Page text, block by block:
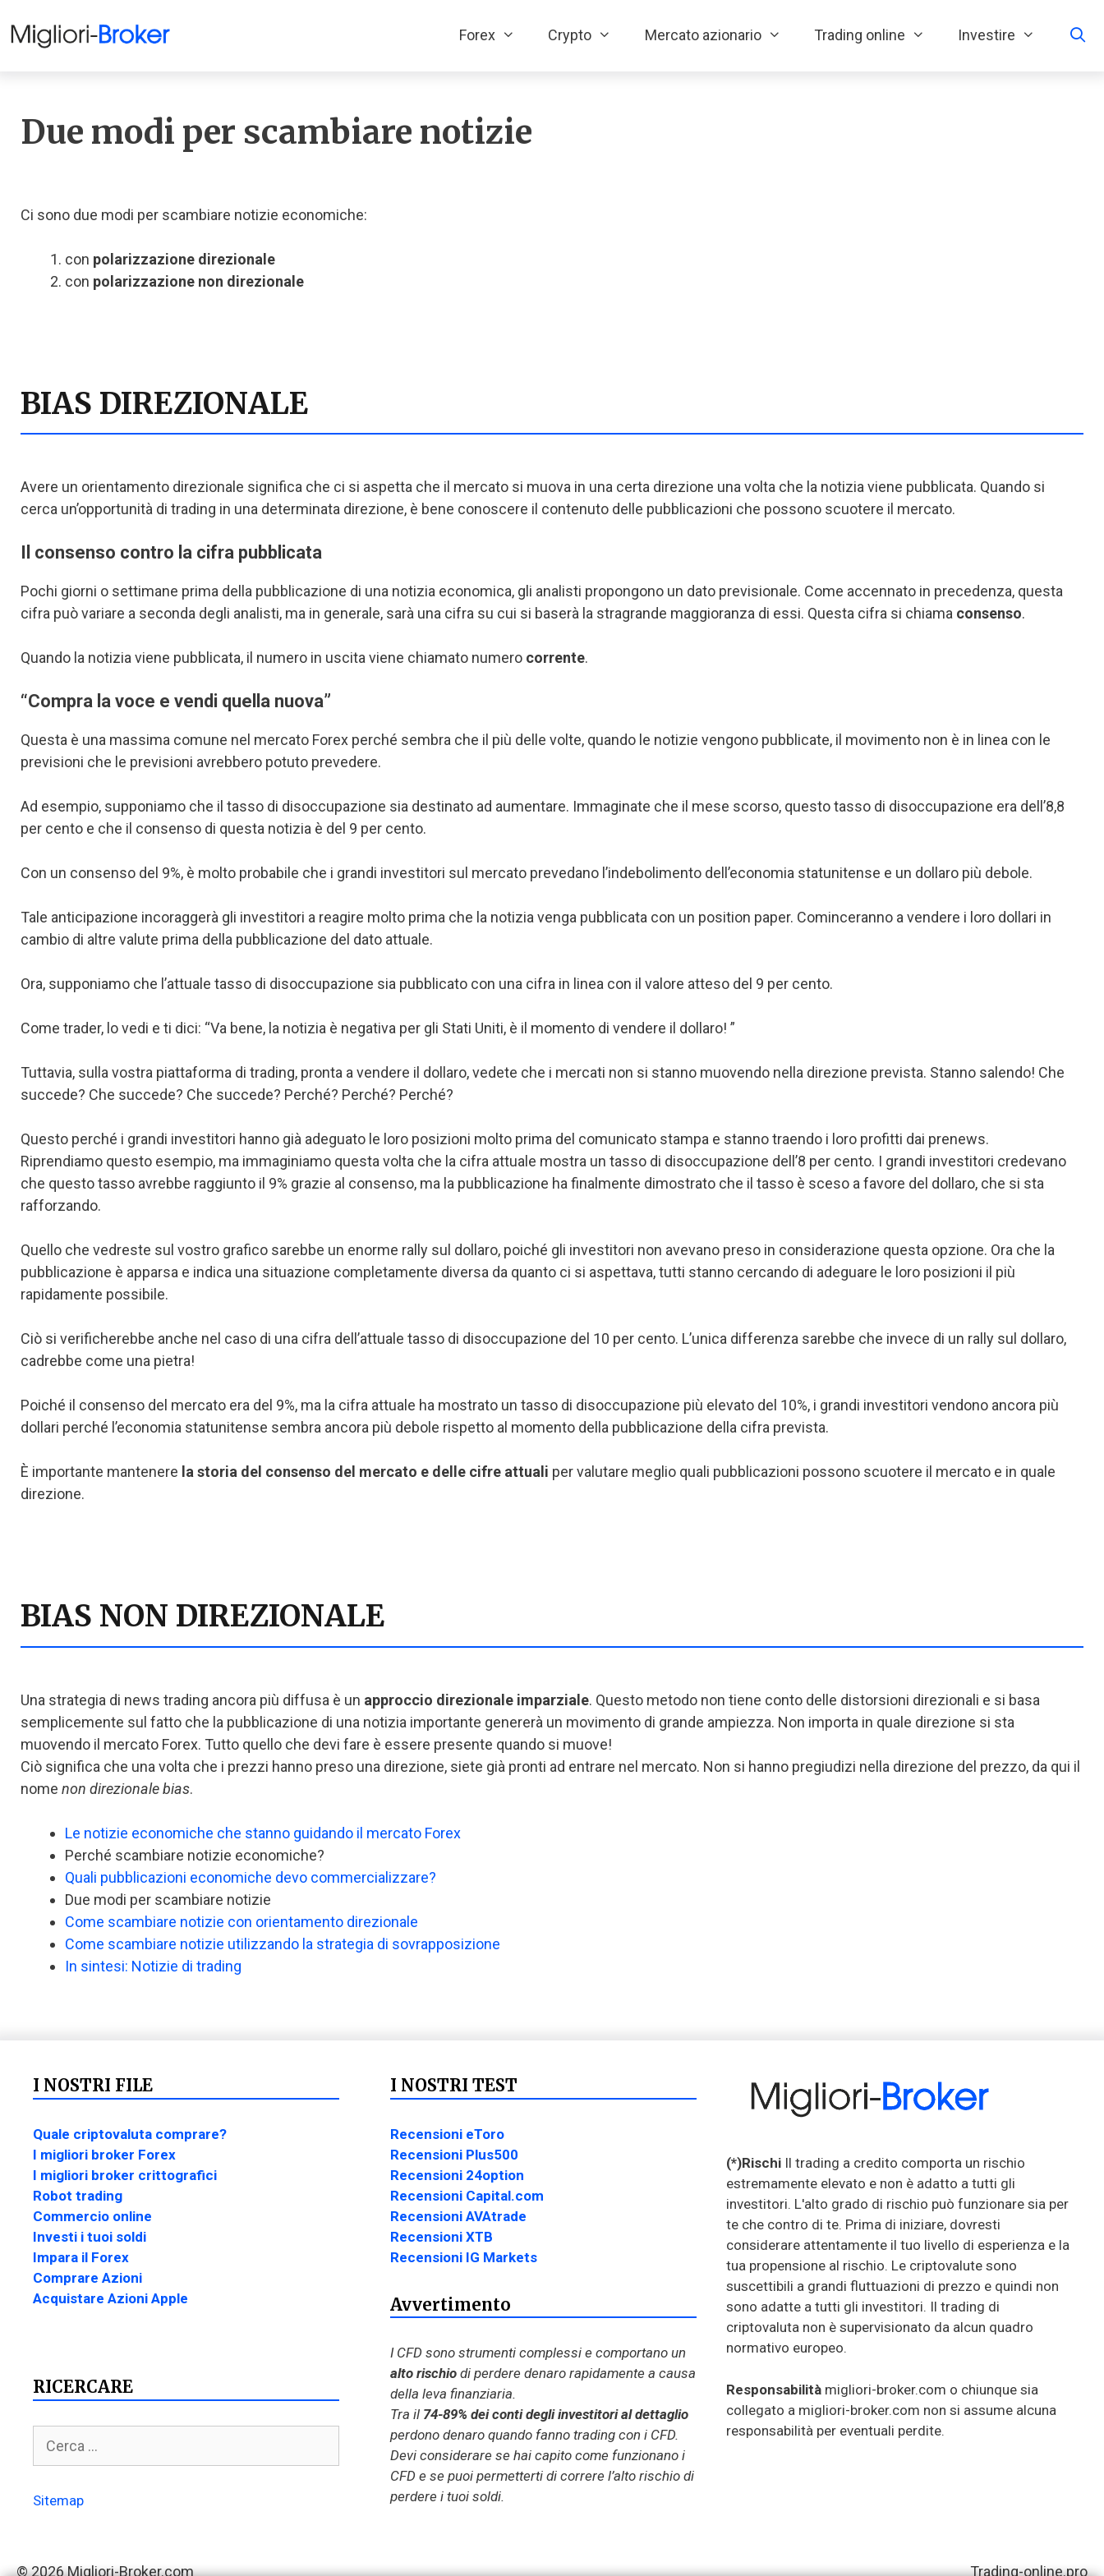
Forex Crypto Mercato azionario Trading online Investire
Due modi per scambiare notizie
Ci sono due modi per scambiare notizie economiche:
con polarizzazione direzionale
con polarizzazione non direzionale
BIAS DIREZIONALE
Avere un orientamento direzionale significa che ci si aspetta che il mercato si muova in una certa direzione una volta che la notizia viene pubblicata. Quando si
cerca un’opportunità di trading in una determinata direzione, è bene conoscere il contenuto delle pubblicazioni che possono scuotere il mercato.
Il consenso contro la cifra pubblicata
Pochi giorni o settimane prima della pubblicazione di una notizia economica, gli analisti propongono un dato previsionale. Come accennato in precedenza, questa
cifra può variare a seconda degli analisti, ma in generale, sarà una cifra su cui si baserà la stragrande maggioranza di essi. Questa cifra si chiama consenso.
Quando la notizia viene pubblicata, il numero in uscita viene chiamato numero corrente.
“Compra la voce e vendi quella nuova”
Questa è una massima comune nel mercato Forex perché sembra che il più delle volte, quando le notizie vengono pubblicate, il movimento non è in linea con le
previsioni che le previsioni avrebbero potuto prevedere.
Ad esempio, supponiamo che il tasso di disoccupazione sia destinato ad aumentare. Immaginate che il mese scorso, questo tasso di disoccupazione era dell’8,8
per cento e che il consenso di questa notizia è del 9 per cento.
Con un consenso del 9%, è molto probabile che i grandi investitori sul mercato prevedano l’indebolimento dell’economia statunitense e un dollaro più debole.
Tale anticipazione incoraggerà gli investitori a reagire molto prima che la notizia venga pubblicata con un position paper. Cominceranno a vendere i loro dollari in
cambio di altre valute prima della pubblicazione del dato attuale.
Ora, supponiamo che l’attuale tasso di disoccupazione sia pubblicato con una cifra in linea con il valore atteso del 9 per cento.
Come trader, lo vedi e ti dici: “Va bene, la notizia è negativa per gli Stati Uniti, è il momento di vendere il dollaro! ”
Tuttavia, sulla vostra piattaforma di trading, pronta a vendere il dollaro, vedete che i mercati non si stanno muovendo nella direzione prevista. Stanno salendo! Che
succede? Che succede? Che succede? Perché? Perché? Perché?
Questo perché i grandi investitori hanno già adeguato le loro posizioni molto prima del comunicato stampa e stanno traendo i loro profitti dai prenews.
Riprendiamo questo esempio, ma immaginiamo questa volta che la cifra attuale mostra un tasso di disoccupazione dell’8 per cento. I grandi investitori credevano
che questo tasso avrebbe raggiunto il 9% grazie al consenso, ma la pubblicazione ha finalmente dimostrato che il tasso è sceso a favore del dollaro, che si sta
rafforzando.
Quello che vedreste sul vostro grafico sarebbe un enorme rally sul dollaro, poiché gli investitori non avevano preso in considerazione questa opzione. Ora che la
pubblicazione è apparsa e indica una situazione completamente diversa da quanto ci si aspettava, tutti stanno cercando di adeguare le loro posizioni il più
rapidamente possibile.
Ciò si verificherebbe anche nel caso di una cifra dell’attuale tasso di disoccupazione del 10 per cento. L’unica differenza sarebbe che invece di un rally sul dollaro,
cadrebbe come una pietra!
Poiché il consenso del mercato era del 9%, ma la cifra attuale ha mostrato un tasso di disoccupazione più elevato del 10%, i grandi investitori vendono ancora più
dollari perché l’economia statunitense sembra ancora più debole rispetto al momento della pubblicazione della cifra prevista.
È importante mantenere la storia del consenso del mercato e delle cifre attuali per valutare meglio quali pubblicazioni possono scuotere il mercato e in quale
direzione.
BIAS NON DIREZIONALE
Una strategia di news trading ancora più diffusa è un approccio direzionale imparziale. Questo metodo non tiene conto delle distorsioni direzionali e si basa
semplicemente sul fatto che la pubblicazione di una notizia importante genererà un movimento di grande ampiezza. Non importa in quale direzione si sta
muovendo il mercato Forex. Tutto quello che devi fare è essere presente quando si muove!
Ciò significa che una volta che i prezzi hanno preso una direzione, siete già pronti ad entrare nel mercato. Non si hanno pregiudizi nella direzione del prezzo, da qui il
nome non direzionale bias.
Le notizie economiche che stanno guidando il mercato Forex
Perché scambiare notizie economiche?
Quali pubblicazioni economiche devo commercializzare?
Due modi per scambiare notizie
Come scambiare notizie con orientamento direzionale
Come scambiare notizie utilizzando la strategia di sovrapposizione
In sintesi: Notizie di trading
I NOSTRI FILE
Quale criptovaluta comprare?
I migliori broker Forex
I migliori broker crittografici
Robot trading
Commercio online
Investi i tuoi soldi
Impara il Forex
Comprare Azioni
Acquistare Azioni Apple
RICERCARE
Sitemap
I NOSTRI TEST
Recensioni eToro
Recensioni Plus500
Recensioni 24option
Recensioni Capital.com
Recensioni AVAtrade
Recensioni XTB
Recensioni IG Markets
Avvertimento
I CFD sono strumenti complessi e comportano un
alto rischiodi perdere denaro rapidamente a causa
della leva finanziaria.
Tra il 74-89% dei conti degli investitori al dettaglio
perdono denaro quando fanno trading con i CFD.
Devi considerare se hai capito come funzionano i
CFD e se puoi permetterti di correre l’alto rischio di
perdere i tuoi soldi.
(*)Rischi Il trading a credito comporta un rischio
estremamente elevato e non è adatto a tutti gli
investitori. L'alto grado di rischio può funzionare sia per
te che contro di te. Prima di iniziare, dovresti
considerare attentamente il tuo livello di esperienza e la
tua propensione al rischio. Le criptovalute sono
suscettibili a grandi fluttuazioni di prezzo e quindi non
sono adatte a tutti gli investitori. Il trading di
criptovaluta non è supervisionato da alcun quadro
normativo europeo.
Responsabilità migliori-broker.com o chiunque sia
collegato a migliori-broker.com non si assume alcuna
responsabilità per eventuali perdite.
Trading-online.pro
© 2026 Migliori-Broker.com